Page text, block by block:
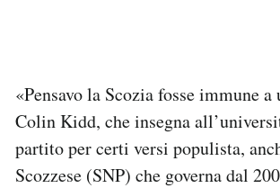
«Pensavo la Scozia fosse immune
Colin Kidd, che insegna
partito per certi versi populista,
Scozzese (SNP) che governa dal